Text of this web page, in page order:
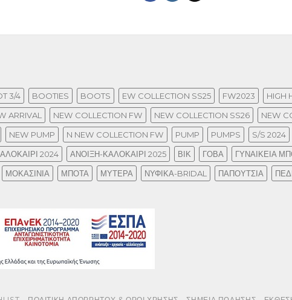
3/4 BOOTIES BOOTS EW COLLECTION SS25 FW2023 HIGH
ARRIVAL NEW COLLECTION FW NEW COLLECTION SS26
NEW
NEW PUMP N NEW COLLECTION FW PUMP PUMPS S/S 2024
2024 ΑΝΟΙΞΗ-ΚΑΛΟΚΑΙΡΙ 2025 ΒΙΚ ΓΟΒΑ ΓΥΝΑΙΚΕΙΑ
ΜΟΚΑΣΙΝΙΑ ΜΠΟΤΑ ΜΥΤΕΡΑ ΝΥΦΙΚΑ-BRIDAL ΠΑΠΟΥΤΣΙΑ